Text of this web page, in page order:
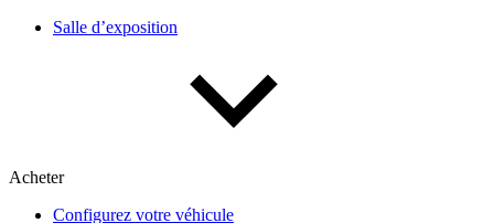
Salle d’exposition
Acheter
Configurez votre véhicule